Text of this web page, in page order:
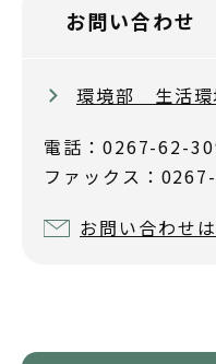
お問い合わせ
環境部 生活環
電話：0267-62-
ファックス：
お問い合わせ